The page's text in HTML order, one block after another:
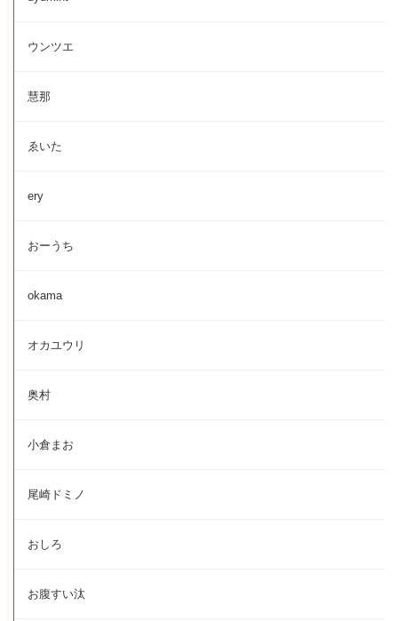
ウンツエ
慧那
ゑいた
ery
おーうち
okama
オカユウリ
奥村
小倉まお
尾崎ドミノ
おしろ
お腹すい汰